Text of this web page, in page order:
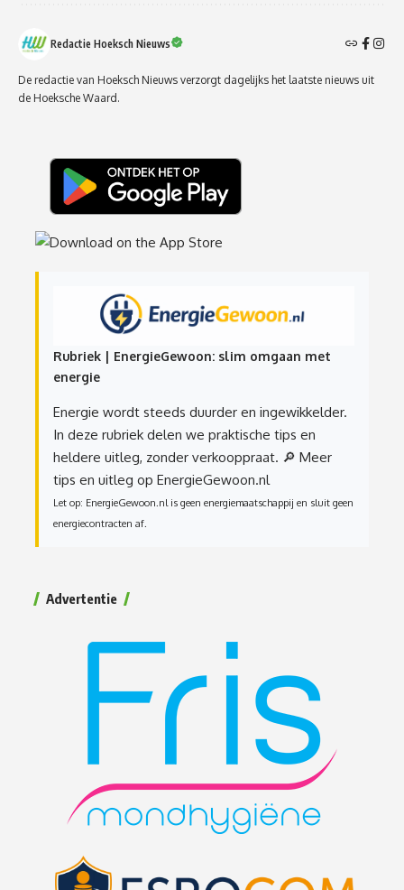
Redactie Hoeksch Nieuws
De redactie van Hoeksch Nieuws verzorgt dagelijks het laatste nieuws uit
de Hoeksche Waard.
Rubriek | EnergieGewoon: slim omgaan met
energie
Energie wordt steeds duurder en ingewikkelder.
In deze rubriek delen we praktische tips en
heldere uitleg, zonder verkooppraat. 🔎 Meer
tips en uitleg op EnergieGewoon.nl
Let op: EnergieGewoon.nl is geen energiemaatschappij en sluit geen
energiecontracten af.
Advertentie